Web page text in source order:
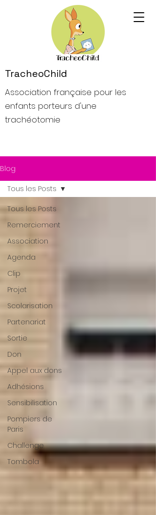
TracheoChild
Association française pour les
enfants porteurs d'une
trachéotomie
Blog
Tous les Posts
Remerciement
Association
Agenda
Clip
Projet
Scolarisation
Partenariat
Sortie
Don
Appel aux dons
Adhésions
Sensibilisation
Pompiers de
Paris
Challenge
Tombola
Tous les Posts